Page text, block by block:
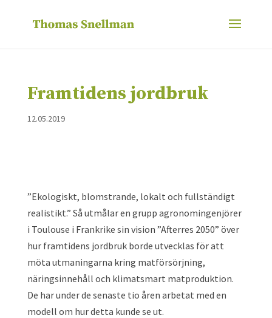
Framtidens jordbruk
12.05.2019
”Ekologiskt, blomstrande, lokalt och fullständigt
realistikt.” Så utmålar en grupp agronomingenjörer
i Toulouse i Frankrike sin vision ”Afterres 2050” över
hur framtidens jordbruk borde utvecklas för att
möta utmaningarna kring matförsörjning,
näringsinnehåll och klimatsmart matproduktion.
De har under de senaste tio åren arbetat med en
modell om hur detta kunde se ut.